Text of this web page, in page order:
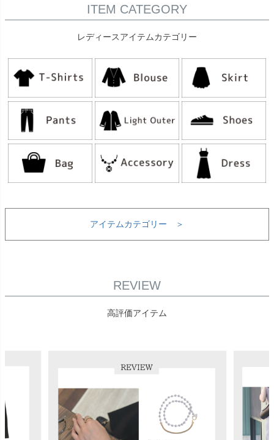
ITEM CATEGORY
レディースアイテムカテゴリー
アイテムカテゴリー ＞
REVIEW
高評価アイテム